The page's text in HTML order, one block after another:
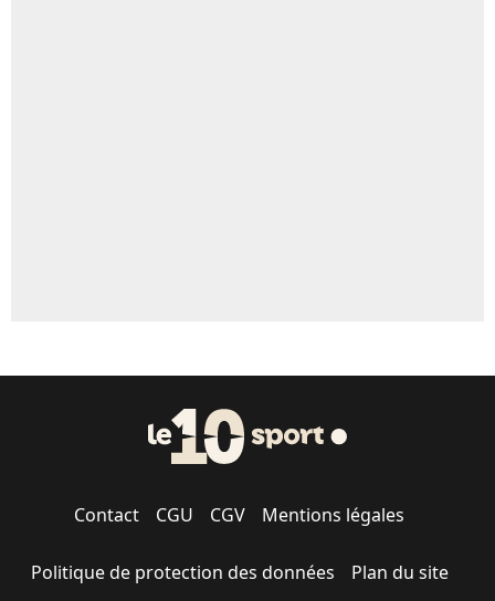
Contact CGU CGV Mentions légales
Politique de protection des données Plan du site